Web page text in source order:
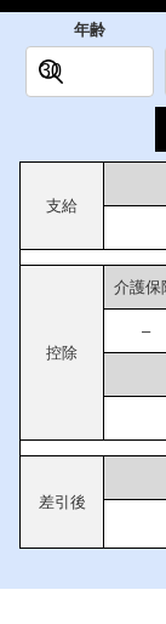
年齢
支給
控除
介護保
–
差引後